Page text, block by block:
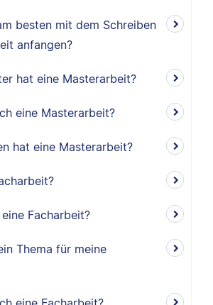
besten mit dem Schreiben
anfangen?
hat eine Masterarbeit?
eine Masterarbeit?
hat eine Masterarbeit?
Facharbeit?
Thema für meine